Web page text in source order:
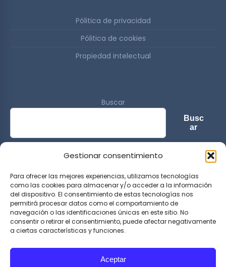
Gestionar consentimiento
Para ofrecer las mejores experiencias, utilizamos tecnologías
como las cookies para almacenar y/o acceder a la información
del dispositivo. El consentimiento de estas tecnologías nos
permitirá procesar datos como el comportamiento de
navegación o las identificaciones únicas en este sitio. No
consentir o retirar el consentimiento, puede afectar negativamente
a ciertas características y funciones.
Aceptar
Pólitica de privacidad
Pólitica de cookies
Propiedad intelectual
Buscar
Busc
ar
© 2026 Sports & Lifestyle Magazine. All rights reserved.